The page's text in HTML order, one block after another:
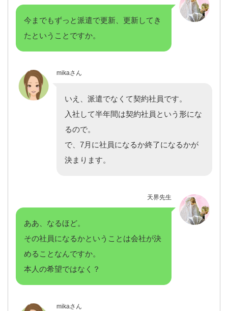
今までもずっと派遣で更新、更新してき
たということですか。
mikaさん
いえ、派遣でなくて契約社員です。
入社して半年間は契約社員という形にな
るので。
で、7月に社員になるか終了になるかが
決まります。
天界先生
ああ、なるほど。
その社員になるかということは会社が決
めることなんですか。
本人の希望ではなく？
mikaさん